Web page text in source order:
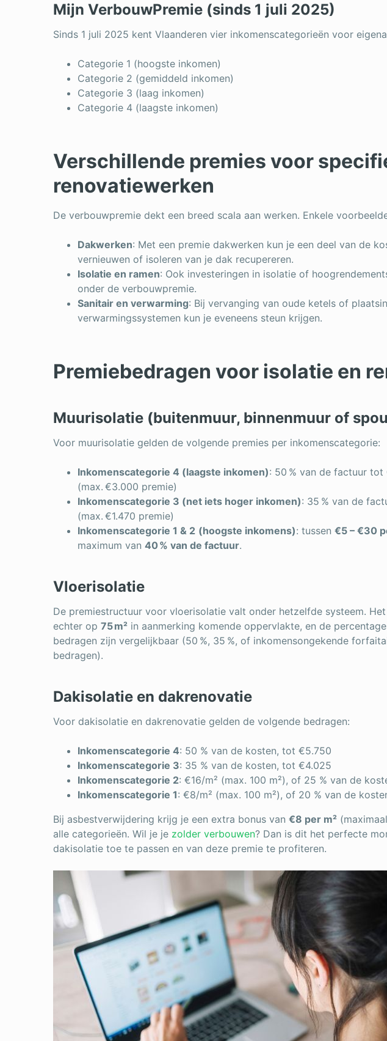
Mijn VerbouwPremie (sinds 1 juli 2025)
Sinds 1 juli 2025 kent Vlaanderen vier inkomenscategorieën voor
Categorie 1 (hoogste inkomen)
Categorie 2 (gemiddeld inkomen)
Categorie 3 (laag inkomen)
Categorie 4 (laagste inkomen)
Verschillende premies voor
renovatiewerken
De verbouwpremie dekt een breed scala aan werken. Enkele
Dakwerken: Met een premie dakwerken kun je een deel van de
vernieuwen of isoleren van je dak recupereren.
Isolatie en ramen: Ook investeringen in isolatie of
onder de verbouwpremie.
Sanitair en verwarming: Bij vervanging van oude ketels of
verwarmingssystemen kun je eveneens steun krijgen.
Premiebedragen voor isolatie en
Muurisolatie (buitenmuur, binnenmuur of
Voor muurisolatie gelden de volgende premies per inkomenscategorie:
Inkomenscategorie 4 (laagste inkomen): 50 % van de factuur tot
(max. €3.000 premie)
Inkomenscategorie 3 (net iets hoger inkomen): 35 % van de
(max. €1.470 premie)
Inkomenscategorie 1 & 2 (hoogste inkomens): tussen €5 – €30
maximum van 40 % van de factuur.
Vloerisolatie
De premiestructuur voor vloerisolatie valt onder hetzelfde systeem.
echter op 75 m² in aanmerking komende oppervlakte, en de
bedragen zijn vergelijkbaar (50 %, 35 %, of inkomensongekende
bedragen).
Dakisolatie en dakrenovatie
Voor dakisolatie en dakrenovatie gelden de volgende bedragen:
Inkomenscategorie 4: 50 % van de kosten, tot €5.750
Inkomenscategorie 3: 35 % van de kosten, tot €4.025
Inkomenscategorie 2: €16/m² (max. 100 m²), of 25 % van de
Inkomenscategorie 1: €8/m² (max. 100 m²), of 20 % van de
Bij asbestverwijdering krijg je een extra bonus van €8 per m²
alle categorieën. Wil je je zolder verbouwen? Dan is dit het perfecte
dakisolatie toe te passen en van deze premie te profiteren.